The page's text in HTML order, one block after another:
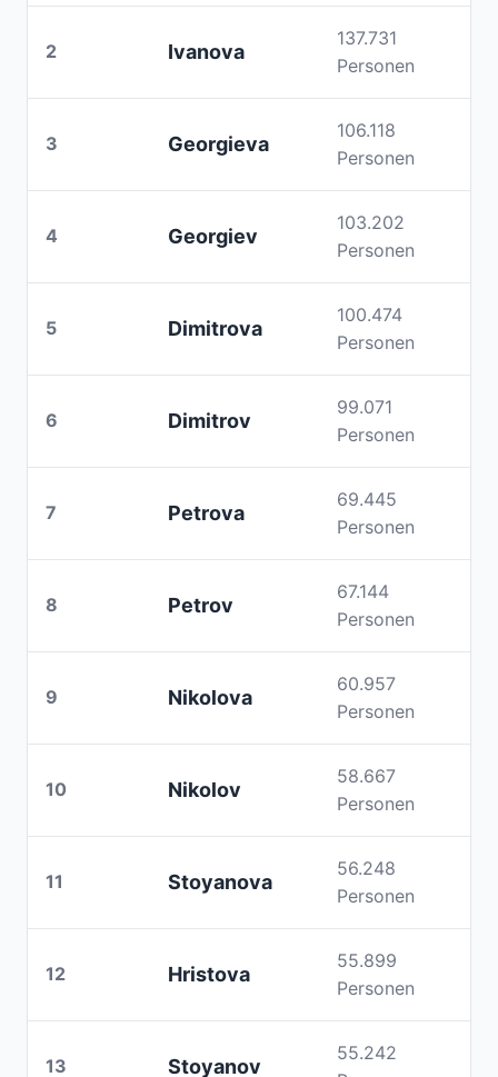
2 Ivanova
137.731
Personen
3 Georgieva
106.118
Personen
4 Georgiev
103.202
Personen
5 Dimitrova
100.474
Personen
6 Dimitrov
99.071
Personen
7 Petrova
69.445
Personen
8 Petrov
67.144
Personen
9 Nikolova
60.957
Personen
10 Nikolov
58.667
Personen
11 Stoyanova
56.248
Personen
12 Hristova
55.899
Personen
13 Stoyanov
55.242